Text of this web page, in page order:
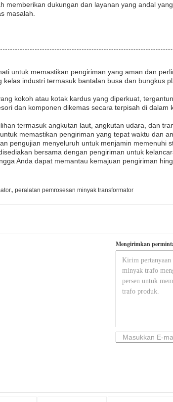
memberikan dukungan dan layanan yang andal
masalah.
untuk memastikan pengiriman yang aman dan
industri termasuk bantalan busa dan bungkus
kokoh atau kotak kardus yang diperkuat,
dan komponen dikemas secara terpisah di dalam
termasuk angkutan laut, angkutan udara, dan
memastikan pengiriman yang tepat waktu dan
pengujian menyeluruh untuk menjamin memenuhi
bersama dengan pengiriman untuk
Anda dapat memantau kemajuan pengiriman
, peralatan pemrosesan minyak transformator
Mengirimkan